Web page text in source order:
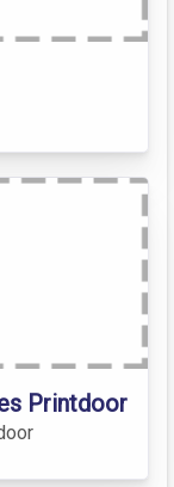
Printdoor